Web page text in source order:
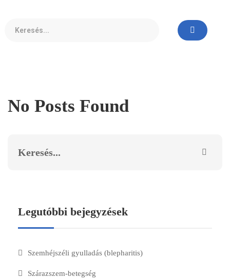
Legutóbbi bejegyzések
Szemhéjszéli gyulladás (blepharitis)
Szárazszem-betegség
No Posts Found